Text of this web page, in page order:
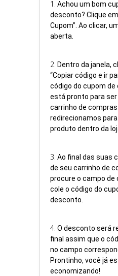
1 . Achou um bom
desconto? Clique
Cupom”. Ao clicar,
aberta.
2. Dentro da janela,
“Copiar código e ir
código do cupom
está pronto para ser
carrinho de
redirecionamos
produto dentro da
3. Ao final das suas
de seu carrinho de
procure o campo de
cole o código do
desconto.
4. O desconto será
final assim que o
no campo
Prontinho, você já
economizando!